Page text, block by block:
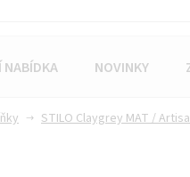
NABÍDKA NOVINKY
STILO Claygrey MAT /